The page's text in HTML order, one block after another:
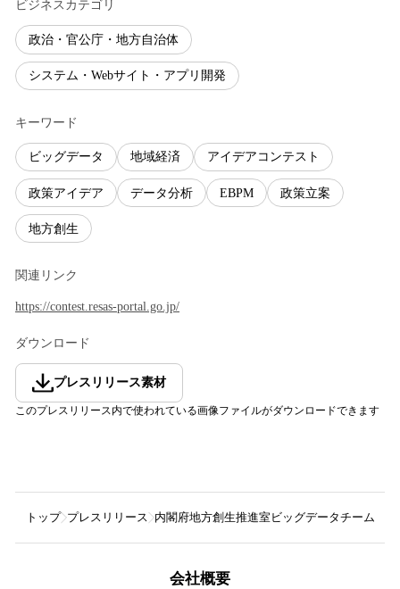
ビジネスカテゴリ
政治・官公庁・地方自治体
システム・Webサイト・アプリ開発
キーワード
ビッグデータ 地域経済 アイデアコンテスト
政策アイデア データ分析 EBPM 政策立案
地方創生
関連リンク
https://contest.resas-portal.go.jp/
ダウンロード
プレスリリース素材
このプレスリリース内で使われている画像ファイルがダウンロードできます
トップ プレスリリース 内閣府地方創生推進室ビッグデータチーム
会社概要